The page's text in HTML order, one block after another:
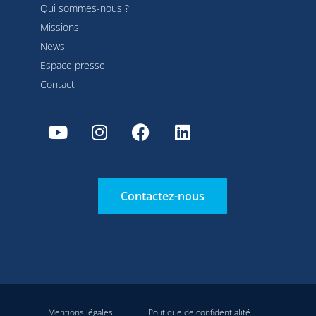
Qui sommes-nous ?
Missions
News
Espace presse
Contact
Contactez-nous
Mentions légales Politique de confidentialité